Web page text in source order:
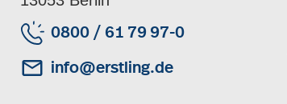
0800 / 61 79 97-0
info@erstling.de